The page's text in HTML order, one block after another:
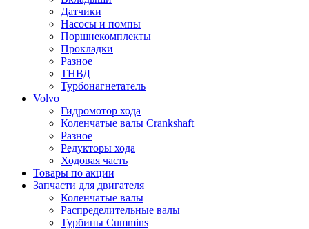
Датчики
Насосы и помпы
Поршнекомплекты
Прокладки
Разное
ТНВД
Турбонагнетатель
Volvo
Гидромотор хода
Коленчатые валы Crankshaft
Разное
Редукторы хода
Ходовая часть
Товары по акции
Запчасти для двигателя
Коленчатые валы
Распределительные валы
Турбины Cummins